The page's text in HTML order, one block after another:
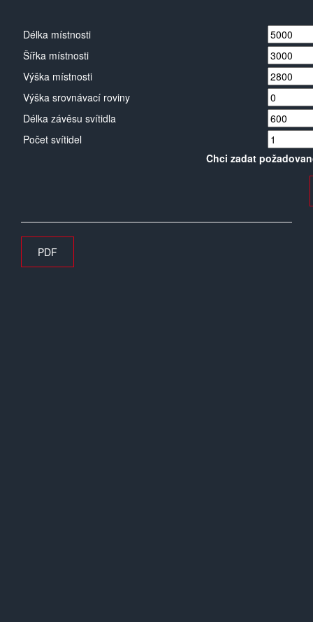
Délka místnosti
Šířka místnosti
Výška místnosti
Výška srovnávací roviny
Délka závěsu svítidla
Počet svítidel
Chci zadat